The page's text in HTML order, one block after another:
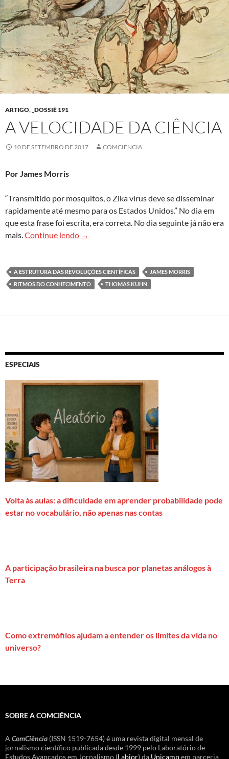
ARTIGO, _DOSSIÊ 191
A VELOCIDADE DA CIÊNCIA
10 DE SETEMBRO DE 2017 COMCIENCIA
Por James Morris
“Transmitido por mosquitos, o Zika vírus deve se disseminar
rapidamente até mesmo para os Estados Unidos.” No dia em
que esta frase foi escrita, era correta. No dia seguinte já não era
mais.Continue lendo A velocidade da ciência
→
A ESTRUTURA DAS REVOLUÇÕES CIENTÍFICAS
JAMES MORRIS
RITMOS DO CONHECIMENTO
THOMAS KUHN
ESPECIAIS
Volta às aulas: a dificuldade em aprender probabilidade pode
estar no vocabulário, não apenas nas contas
A participação brasileira na busca por planetas análogos à
Terra
Como extremófilos ajudam a entender os limites da vida no
universo?
SOBRE A COMCIÊNCIA
A ComCiência (ISSN 1519-7654) é uma revista digital mensal de
jornalismo científico publicada desde 1999 pelo Laboratório de
Estudos Avançados em Jornalismo (Labjor) da Unicampem parceria